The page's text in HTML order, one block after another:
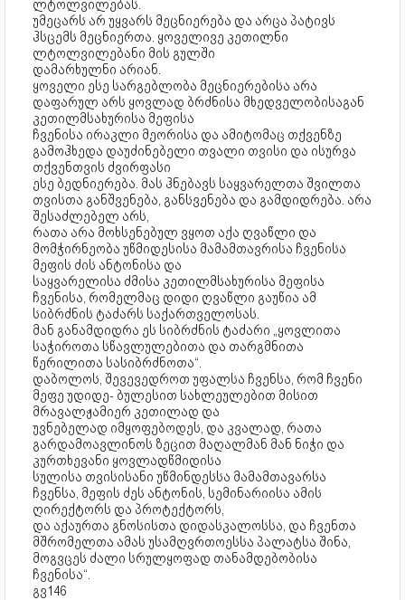
ლტოლვილებას.
უმეცარს არ უყვარს მეცნიერება და არცა პატივს
ჰსცემს მეცნიერთა. ყოველივე კეთილნი
ლტოლვილებანი მის გულში
დამარხულნი არიან.
ყოველი ესე სარგებლობა მეცნიერებისა არა
დაფარულ არს ყოვლად ბრძნისა მხედველობისაგან
კეთილმსახურისა მეფისა
ჩვენისა ირაკლი მეორისა და ამიტომაც თქვენზე
გამოჰხედა დაუძინებელი თვალი თვისი და ისურვა
თქვენთვის ძვირფასი
ესე ბედნიერება. მას ჰნებავს საყვარელთა შვილთა
თვისთა განშვენება, განსვენება და გამდიდრება. არა
შესაძლებელ არს,
რათა არა მოხსენებულ ვყოთ აქა ღვაწლი და
მომჭირნეობა უწმიდესისა მამამთავრისა ჩვენისა
მეფის ძის ანტონისა და
საყვარელისა ძმისა კეთილმსახურისა მეფისა
ჩვენისა, რომელმაც დიდი ღვაწლი გაუწია ამ
სიბრძნის ტაძარს საქართველოსას.
მან განამდიდრა ეს სიბრძნის ტაძარი „ყოვლითა
საჭიროთა სწავლულებითა და თარგმნითა
წერილითა სასიბრძნოთა“.
დაბოლოს, შევევედროთ უფალსა ჩვენსა, რომ ჩვენი
მეფე უდიდე- ბულესით სახლეულებით მისით
მრავალჟამიერ კეთილად და
უვნებელად იმყოფებოდეს, და კვალად, რათა
გარდამოავლინოს ზეცით მაღალმან მან ნიჭი და
კურთხევანი ყოვლადწმიდისა
სულისა თვისისანი უწმინდესსა მამამთავარსა
ჩვენსა, მეფის ძეს ანტონის, სემინარიისა ამის
ღირექტორს და პროტექტორს,
და აქაურთა გნოსისთა დიდასკალოსსა, და ჩვენთა
მშრომელთა ამას უსამღვრთოესსა პალატსა შინა,
მოგვცეს ძალი სრულყოფად თანამდებობისა
ჩვენისა“.
გვ146